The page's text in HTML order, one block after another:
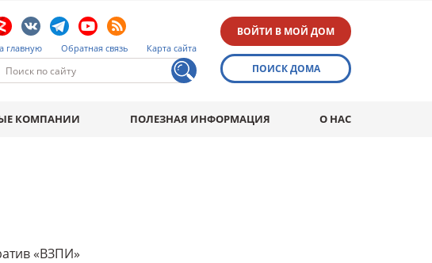
главную Обратная связь Карта сайта
ВОЙТИ В МОЙ ДОМ
ПОИСК ДОМА
КОМПАНИИ ПОЛЕЗНАЯ ИНФОРМАЦИЯ О НАС
«ВЗПИ»